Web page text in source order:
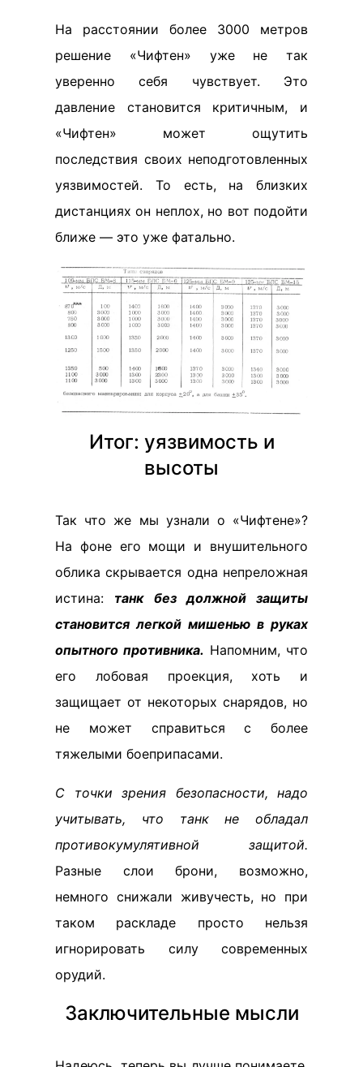
На расстоянии более 3000 метров
решение «Чифтен» уже не так
уверенно себя чувствует. Это
давление становится критичным, и
«Чифтен» может ощутить
последствия своих неподготовленных
уязвимостей. То есть, на близких
дистанциях он неплох, но вот подойти
ближе — это уже фатально.
Итог: уязвимость и
высоты
Так что же мы узнали о «Чифтене»?
На фоне его мощи и внушительного
облика скрывается одна непреложная
истина: танк без должной защиты
становится легкой мишенью в руках
опытного противника. Напомним, что
его лобовая проекция, хоть и
защищает от некоторых снарядов, но
не может справиться с более
тяжелыми боеприпасами.
С точки зрения безопасности, надо
учитывать, что танк не обладал
противокумулятивной защитой.
Разные слои брони, возможно,
немного снижали живучесть, но при
таком раскладе просто нельзя
игнорировать силу современных
орудий.
Заключительные мысли